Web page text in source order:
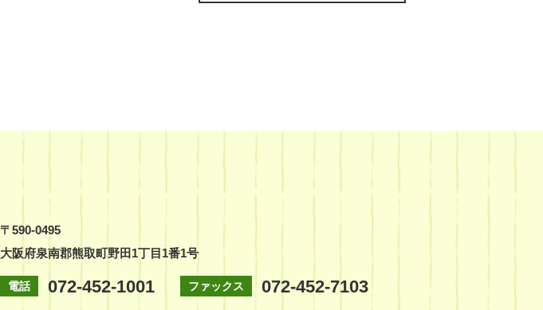
〒590-0495
大阪府泉南郡熊取町野田1丁目1番1号
電話 072-452-1001 ファックス 072-452-7103